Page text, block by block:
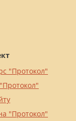
"Протокол"
"Протокол"